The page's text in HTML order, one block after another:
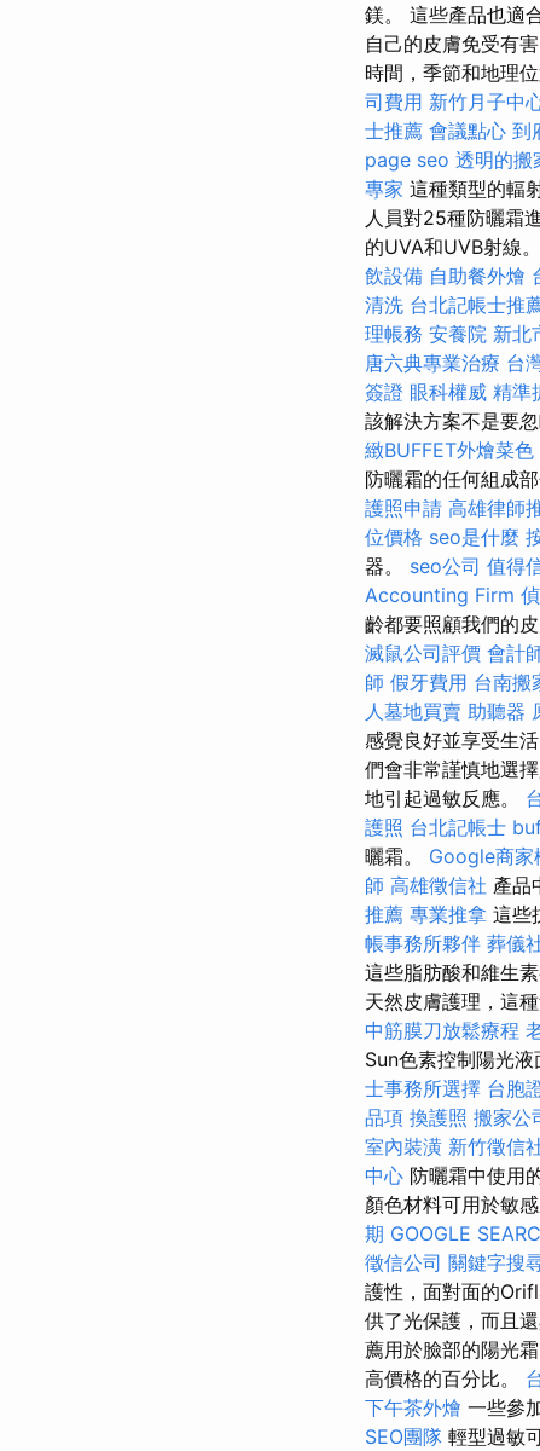
鎂。 這些產品也適
自己的皮膚免受有
時間，季節和地理
司費用 新竹月子中
士推薦 會議點心 到
page seo 透明的搬
專家 這種類型的輻
人員對25種防曬霜
的UVA和UVB射線
飲設備 自助餐外燴
清洗 台北記帳士推
理帳務 安養院 新北
唐六典專業治療 台
簽證 眼科權威 精準
該解決方案不是要
緻BUFFET外燴菜色
防曬霜的任何組成
護照申請 高雄律師
位價格 seo是什麼
器。 seo公司 值得
Accounting Firm
齡都要照顧我們的
滅鼠公司評價 會計
師 假牙費用 台南搬
人墓地買賣 助聽器
感覺良好並享受生活
們會非常謹慎地選
地引起過敏反應。
護照 台北記帳士
曬霜。 Google商家
師 高雄徵信社 產品
推薦 專業推拿 這些
帳事務所夥伴 葬儀
這些脂肪酸和維生
天然皮膚護理，這
中筋膜刀放鬆療程
Sun色素控制陽光
士事務所選擇 台胞
品項 換護照 搬家公
室內裝潢 新竹徵信
中心 防曬霜中使用
顏色材料可用於敏
期 GOOGLE
徵信公司 關鍵字搜
護性，面對面的
供了光保護，而且
薦用於臉部的陽光
高價格的百分比。
下午茶外燴 一些參
SEO團隊 輕型過敏